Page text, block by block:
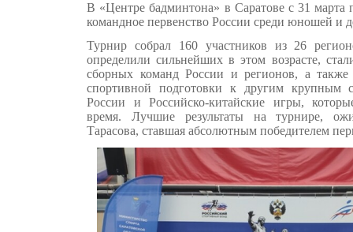
В «Центре бадминтона» в Саратове с 31
командное первенство России среди юношей и
Турнир собрал 160 участников из 26
определили сильнейших в этом возрасте,
сборных команд России и регионов, а
спортивной подготовки к другим крупным
России и Российско-китайские игры,
время. Лучшие результаты на турнире,
Тарасова, ставшая абсолютным победителем